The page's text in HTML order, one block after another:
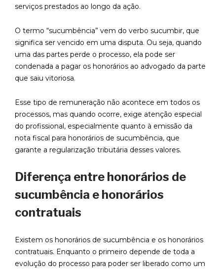
serviços prestados ao longo da ação.
O termo “sucumbência” vem do verbo sucumbir, que
significa ser vencido em uma disputa. Ou seja, quando
uma das partes perde o processo, ela pode ser
condenada a pagar os honorários ao advogado da parte
que saiu vitoriosa.
Esse tipo de remuneração não acontece em todos os
processos, mas quando ocorre, exige atenção especial
do profissional, especialmente quanto à emissão da
nota fiscal para honorários de sucumbência, que
garante a regularização tributária desses valores.
Diferença entre honorários de
sucumbência e honorários
contratuais
Existem os honorários de sucumbência e os honorários
contratuais. Enquanto o primeiro depende de toda a
evolução do processo para poder ser liberado como um